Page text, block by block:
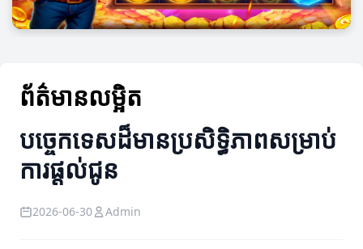
ព័ត៌មានលម្អិត
បច្ចេកទេសដ៏មានប្រសិទ្ធិភាពសម្រាប់
ការផ្តល់ជូន
2026-06-30 Admin